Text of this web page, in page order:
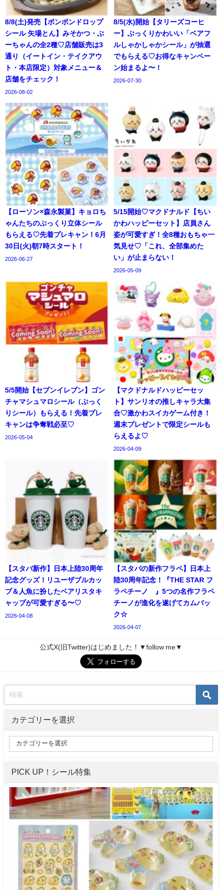
8/8(土)発売【ボンボンドロップ
シール 矢場とん】みそかつ・ぶ
ーちゃんの全2種♡店舗販売は3
通り（イートイン・テイクアウ
ト・本店限定）対象メニュー＆
店舗をチェック！
2026-08-02
8/5(水)開始【タリーズコーヒ
ー】ぷっくりかわいい「ベアフ
ルしゃかしゃかシール」が抽選
でもらえる♡お得なキャンペー
ン始まるよ〜！
2026-07-30
【ローソン×森永製菓】キョロち
ゃんたちのぷっくり立体シール
もらえる♡先着プレキャン！6月
30日(火)朝7時スタート！
2026-06-27
5/15開始♡マクドナルド【ちい
かわハッピーセット】店員さん
姿が可愛すぎ！全8種おもちゃ一
気見せ♡「これ、全部集めた
い」が止まらない！
2026-05-09
5/5開始【セブンイレブン】ゴン
チャマシュマロシール（ぷっく
りシール）もらえる！先着プレ
キャンは争奪戦必至♡
2026-05-04
【マクドナルドハッピーセッ
ト】サンリオの推しキャラ大集
合♡激かわスイカゲーム付き！
週末プレゼントで限定シールも
らえるよ♡
2026-04-09
【スタバ新作】日本上陸30周年
記念グッズ！リユーザブルカッ
プ＆人魚に扮したベアリスタキ
ャップが可愛すぎる〜♡
2026-04-08
【スタバの新作フラペ】日本上
陸30周年記念！『THE STAR フ
ラペチーノ®』5つの名作フラペ
チーノが進化を遂げてカムバッ
ク☆
2026-04-07
公式X(旧Twitter)はじめました！▼follow me▼
カテゴリーを選択
PICK UP！シール特集